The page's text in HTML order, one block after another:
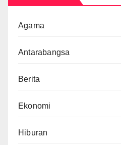
Agama
Antarabangsa
Berita
Ekonomi
Hiburan